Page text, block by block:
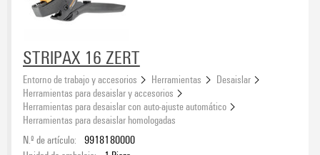
STRIPAX 16 ZERT
Entorno de trabajo y accesorios Herramientas
Desaislar
Herramientas para desaislar y accesorios
Herramientas para desaislar con auto-ajuste automático
Herramientas para desaislar homologadas
N.º de artículo: 9918180000